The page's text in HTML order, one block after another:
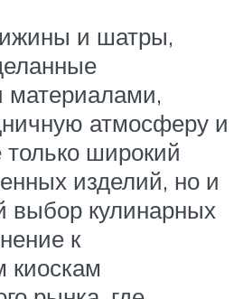
и шатры,
материалами,
атмосферу и
только широкий
изделий, но и
выбор кулинарных
к
киоскам